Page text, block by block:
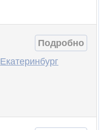
Подробно
Екатеринбург